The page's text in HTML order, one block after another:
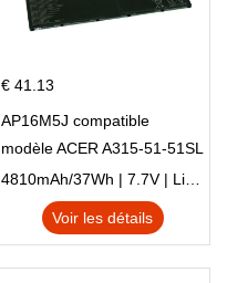
€ 41.13
AP16M5J compatible
modèle ACER A315-51-51SL
N17Q1 SERIES
4810mAh/37Wh | 7.7V | Li-ion ...
Voir les détails